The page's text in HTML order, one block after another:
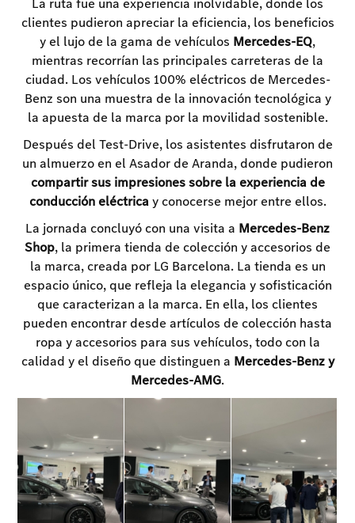
La ruta fue una experiencia inolvidable, donde los
clientes pudieron apreciar la eficiencia, los beneficios
y el lujo de la gama de vehículos Mercedes-EQ,
mientras recorrían las principales carreteras de la
ciudad. Los vehículos 100% eléctricos de Mercedes-
Benz son una muestra de la innovación tecnológica y
la apuesta de la marca por la movilidad sostenible.
Después del Test-Drive, los asistentes disfrutaron de
un almuerzo en el Asador de Aranda, donde pudieron
compartir sus impresiones sobre la experiencia de
conducción eléctricay conocerse mejor entre ellos.
La jornada concluyó con una visita a Mercedes-Benz
Shop, la primera tienda de colección y accesorios de
la marca, creada por LG Barcelona. La tienda es un
espacio único, que refleja la elegancia y sofisticación
que caracterizan a la marca. En ella, los clientes
pueden encontrar desde artículos de colección hasta
ropa y accesorios para sus vehículos, todo con la
calidad y el diseño que distinguen a Mercedes-Benz y
Mercedes-AMG.